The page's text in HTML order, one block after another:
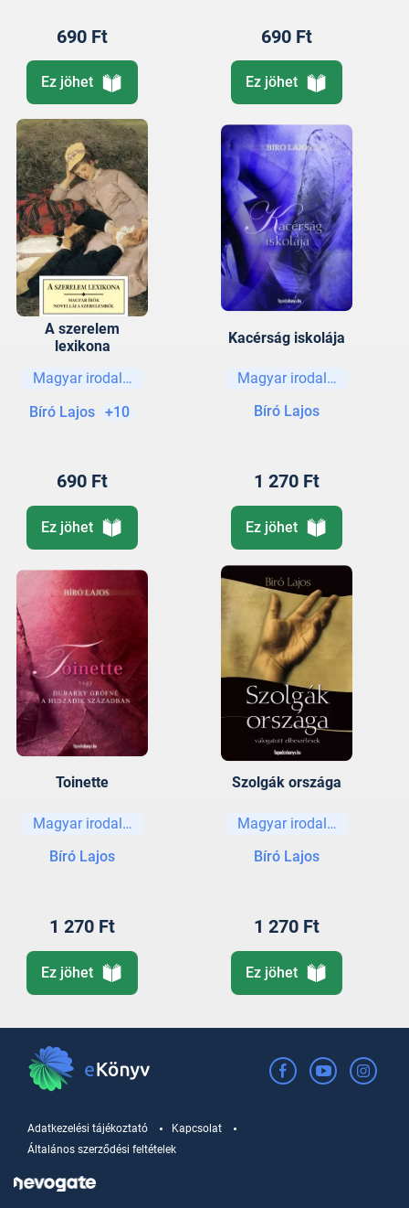
690 Ft
Ez jöhet
690 Ft
Ez jöhet
A szerelem
lexikona
Magyar irodalom
Bíró Lajos +10
690 Ft
Ez jöhet
Kacérság iskolája
Magyar irodalom
Bíró Lajos
1 270 Ft
Ez jöhet
Toinette
Magyar irodalom
Bíró Lajos
1 270 Ft
Ez jöhet
Szolgák országa
Magyar irodalom
Bíró Lajos
1 270 Ft
Ez jöhet
Adatkezelési tájékoztató
Kapcsolat
Általános szerződési feltételek